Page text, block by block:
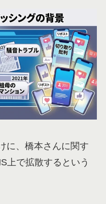
に、橋本さんに関す
上で拡散するという